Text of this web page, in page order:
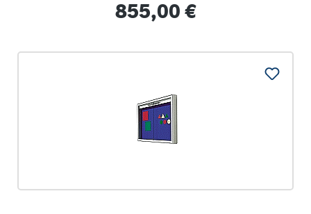
Regulärer Preis:
855,00 €